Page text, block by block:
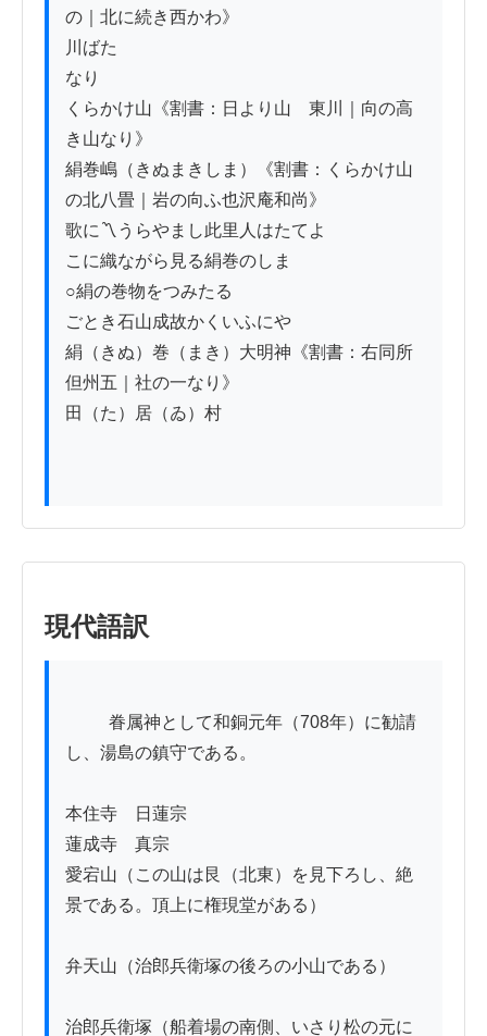
の｜北に続き西かわ》
川ばた
なり
くらかけ山《割書：日より山ゟ東川｜向の高
き山なり》
絹巻嶋（きぬまきしま）《割書：くらかけ山
の北八畳｜岩の向ふ也沢庵和尚》
歌に〽うらやまし此里人はたてよ
こに織ながら見る絹巻のしま
○絹の巻物をつみたる
ごとき石山成故かくいふにや
絹（きぬ）巻（まき）大明神《割書：右同所
但州五｜社の一なり》
田（た）居（ゐ）村
現代語訳
し、湯島の鎮守である。
本住寺　日蓮宗
蓮成寺　真宗
愛宕山（この山は艮（北東）を見下ろし、絶
景である。頂上に権現堂がある）
弁天山（治郎兵衛塚の後ろの小山である）
治郎兵衛塚（船着場の南側、いさり松の元に